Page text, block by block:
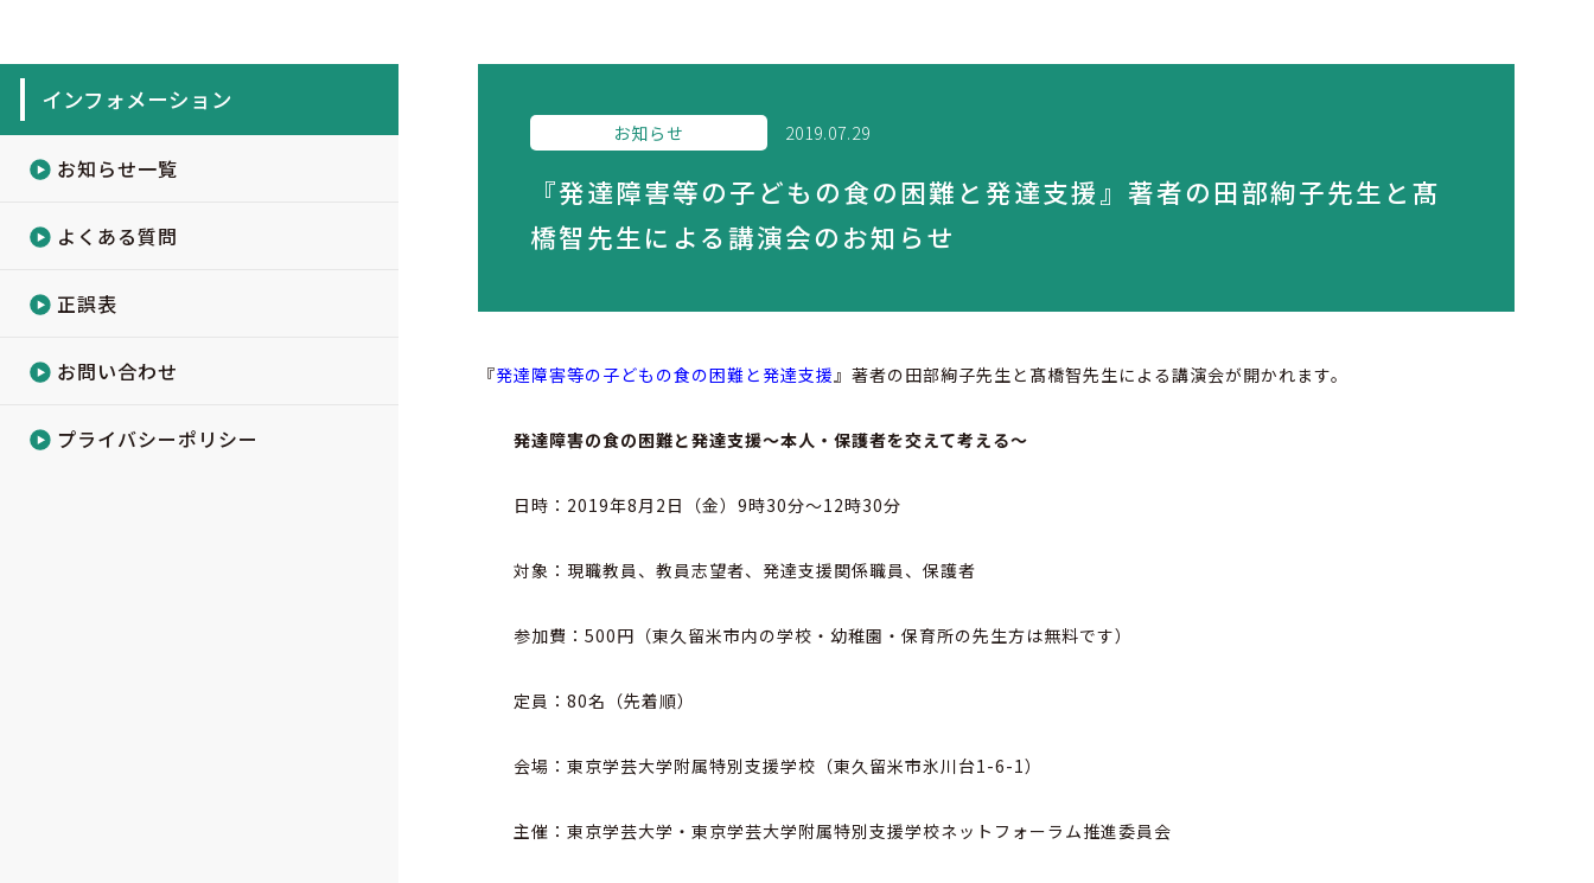
お知らせ 2019.07.29
『発達障害等の子どもの食の困難と発達支援』著者の田部絢子先生と髙
橋智先生による講演会のお知らせ
『発達障害等の子どもの食の困難と発達支援』著者の田部絢子先生と髙橋智先生による講演会が開かれます。
発達障害の食の困難と発達支援〜本人・保護者を交えて考える〜
日時： 2019年8月 2 日（金）9時30分～12時30分
対象：現職教員、教員志望者、発達支援関係職員、保護者
参加費：500円（東久留米市内の学校・幼稚園・保育所の先生方は無料です）
定員：80名（先着順）
会場：東京学芸大学附属特別支援学校（東久留米市氷川台1-6-1）
主催：東京学芸大学・東京学芸大学附属特別支援学校ネットフォーラム推進委員会
インフォメーション
お知らせ一覧
よくある質問
正誤表
お問い合わせ
プライバシーポリシー